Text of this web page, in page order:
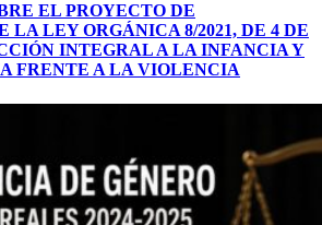
EL PROYECTO DE
LA LEY ORGÁNICA 8/2021, DE 4 DE
INTEGRAL A LA INFANCIA Y
FRENTE A LA VIOLENCIA